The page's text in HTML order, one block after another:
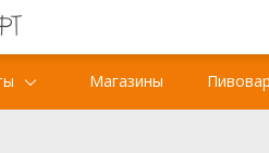
Магазины